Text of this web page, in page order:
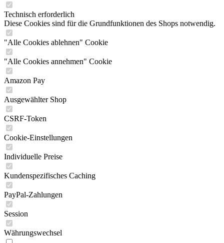
Technisch erforderlich
Diese Cookies sind für die Grundfunktionen des Shops notwendig.
"Alle Cookies ablehnen" Cookie
"Alle Cookies annehmen" Cookie
Amazon Pay
Ausgewählter Shop
CSRF-Token
Cookie-Einstellungen
Individuelle Preise
Kundenspezifisches Caching
PayPal-Zahlungen
Session
Währungswechsel